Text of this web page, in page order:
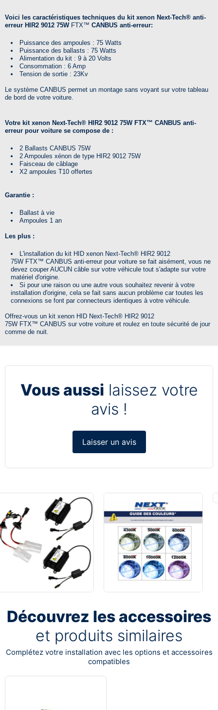
Voici les caractéristiques techniques du kit xenon Next-Tech® anti-
erreur HIR2 9012 75W FTX™ CANBUS anti-erreur:
Puissance des ampoules : 75 Watts
Puissance des ballasts : 75 Watts
Alimentation du kit : 9 à 20 Volts
Consommation : 6 Amp
Tension de sortie : 23Kv
Le système CANBUS permet un montage sans voyant sur votre tableau
de bord de votre voiture.
Votre kit xenon Next-Tech® HIR2 9012 75W FTX™ CANBUS anti-
erreur pour voiture se compose de :
2 Ballasts CANBUS 75W
2 Ampoules xénon de type HIR2 9012 75W
Faisceau de câblage
X2 ampoules T10 offertes
Garantie :
Ballast à vie
Ampoules 1 an
Les plus :
L'installation du kit HID xenon Next-Tech® HIR2 9012
75W FTX™ CANBUS anti-erreur pour voiture se fait aisément, vous ne
devez couper AUCUN câble sur votre véhicule tout s'adapte sur votre
matériel d'origine.
Si pour une raison ou une autre vous souhaitez revenir à votre
installation d'origine, cela se fait sans aucun problème car toutes les
connexions se font par connecteurs identiques à votre véhicule.
Offrez-vous un kit xenon HID Next-Tech® HIR2 9012
75W FTX™ CANBUS sur votre voiture et roulez en toute sécurité de jour
comme de nuit.
Vous aussi laissez votre
avis !
Laisser un avis
Découvrez les accessoires
et produits similaires
Complétez votre installation avec les options et accessoires
compatibles